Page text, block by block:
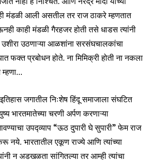
मंडळी आली असतील तर राज ठाकरे म्हणतात
काही मंडळी गैरहजर होती तसे धाडस त्यांनी
उठणाऱ्या आळशांना सरसंघचालकांचा
फक्त प्रबोधन होते. ना मिमिक्री होती ना नकला
म्हणा…
जगातील निःशेष हिंदू समाजाला संघटित
भारतमातेच्या चरणी अर्पण करणाऱ्या
उपद्व्याप “ऊठ दुपारी घे सुपारी” फेम राज
नये. भारतातील एकूण राज्ये आणि त्यांच्या
न अडखळता सांगितल्या तर आम्ही त्यांचा